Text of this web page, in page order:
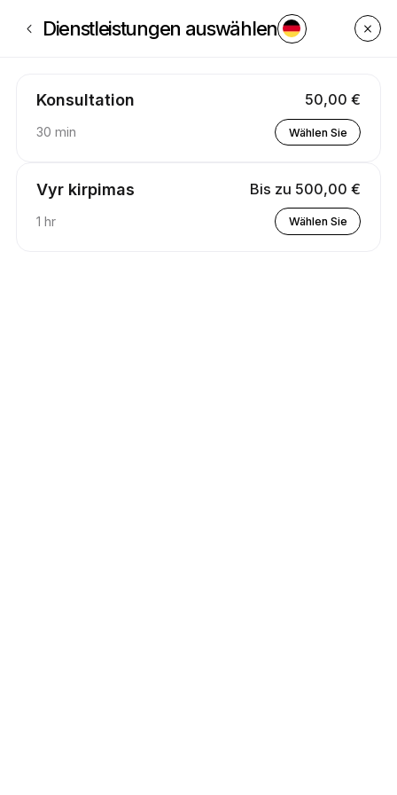
Dienstleistungen auswählen
Konsultation 50,00 €
30 min Wählen Sie
Vyr kirpimas Bis zu 500,00 €
1 hr Wählen Sie